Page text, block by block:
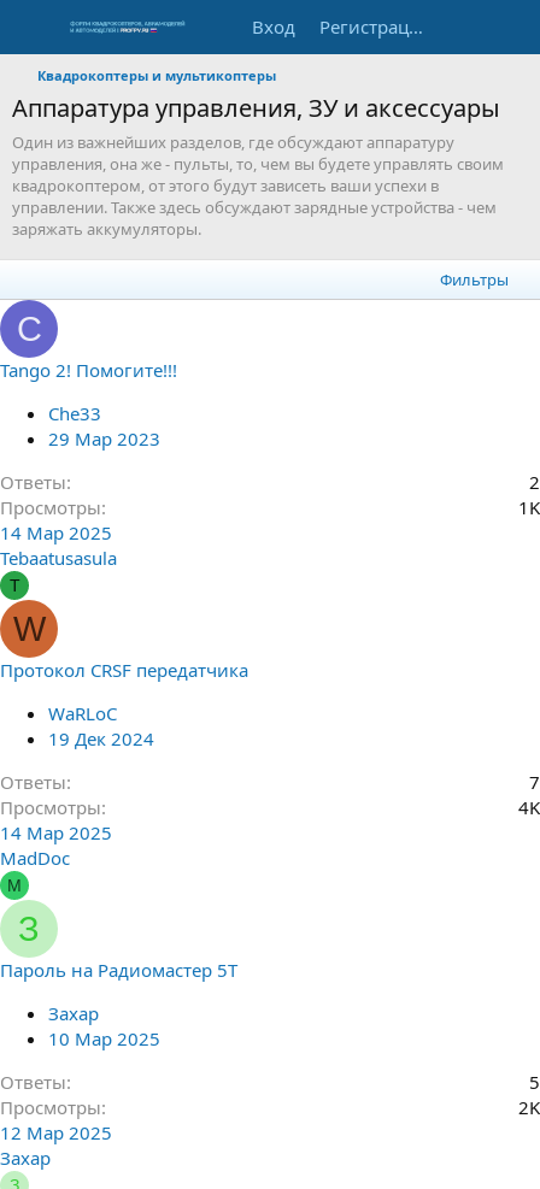
Вход Регистрация
Квадрокоптеры и мультикоптеры
Аппаратура управления, ЗУ и аксессуары
Один из важнейших разделов, где обсуждают аппаратуру
управления, она же - пульты, то, чем вы будете управлять своим
квадрокоптером, от этого будут зависеть ваши успехи в
управлении. Также здесь обсуждают зарядные устройства - чем
заряжать аккумуляторы.
Фильтры
C
Tango 2! Помогите!!!
Che33
29 Мар 2023
Ответы
2
Просмотры
1K
14 Мар 2025
Tebaatusasula
T
W
Протокол CRSF передатчика
WaRLoC
19 Дек 2024
Ответы
7
Просмотры
4K
14 Мар 2025
MadDoc
M
З
Пароль на Радиомастер 5Т
Захар
10 Мар 2025
Ответы
5
Просмотры
2K
12 Мар 2025
Захар